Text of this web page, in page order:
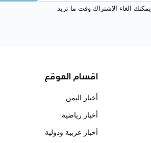
يمكنك الغاء الاشتراك وقت ما تريد
اقسام الموقع
أخبار اليمن
أخبار رياضية
أخبار عربية ودولية